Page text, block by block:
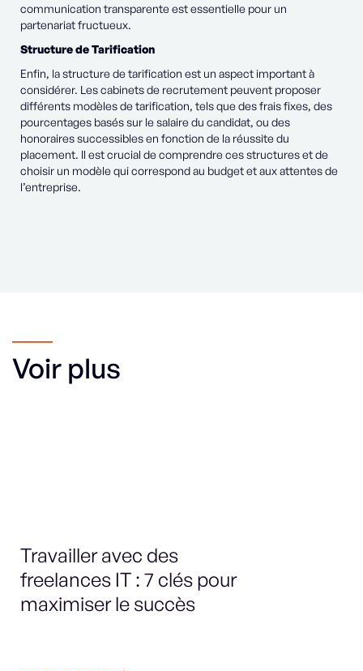
communication transparente est essentielle pour un
partenariat fructueux.
Structure de Tarification
Enfin, la structure de tarification est un aspect important à
considérer. Les cabinets de recrutement peuvent proposer
différents modèles de tarification, tels que des frais fixes, des
pourcentages basés sur le salaire du candidat, ou des
honoraires successibles en fonction de la réussite du
placement. Il est crucial de comprendre ces structures et de
choisir un modèle qui correspond au budget et aux attentes de
l’entreprise.
Voir plus
Travailler avec des
freelances IT : 7 clés pour
maximiser le succès